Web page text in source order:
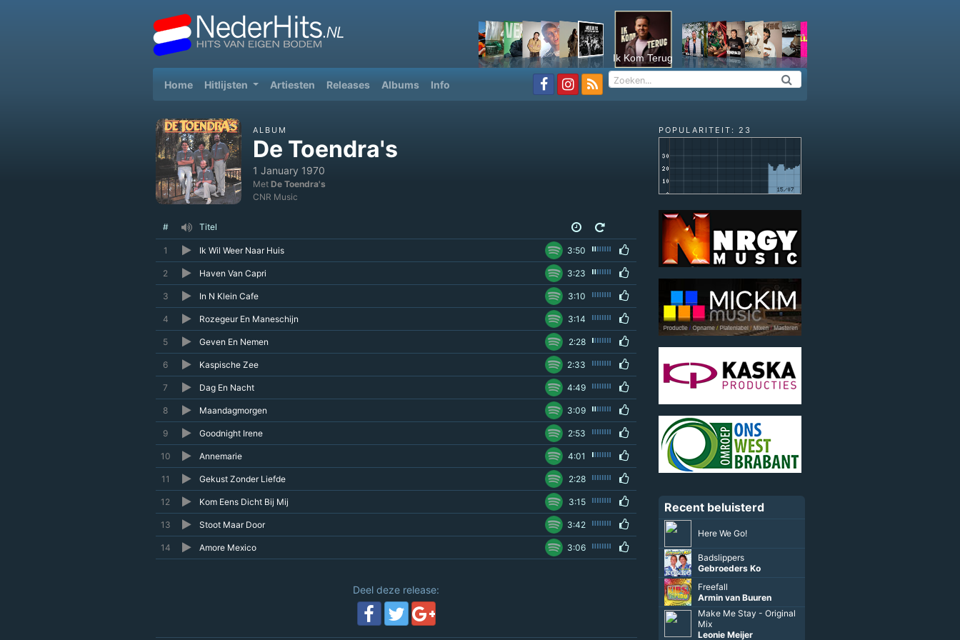
Ik Kom Terug
Home(current)
Hitlijsten Artiesten Releases Albums Info
ALBUM
De Toendra's
1 January 1970
Met De Toendra's
CNR Music
# Titel
1 Ik Wil Weer Naar Huis 3:50
2 Haven Van Capri 3:23
3 In N Klein Cafe 3:10
4 Rozegeur En Maneschijn 3:14
5 Geven En Nemen 2:28
6 Kaspische Zee 2:33
7 Dag En Nacht 4:49
8 Maandagmorgen 3:09
9 Goodnight Irene 2:53
10 Annemarie 4:01
11 Gekust Zonder Liefde 2:28
12 Kom Eens Dicht Bij Mij 3:15
13 Stoot Maar Door 3:42
14 Amore Mexico 3:06
Deel deze release:
POPULARITEIT: 23
Recent beluisterd
Here We Go!
Badslippers
Gebroeders Ko
Freefall
Armin van Buuren
Make Me Stay - Original
Mix
Leonie Meijer